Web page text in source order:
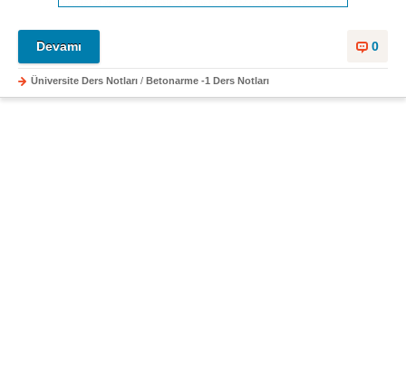
0
Devamı
Üniversite Ders Notları / Betonarme -1 Ders Notları